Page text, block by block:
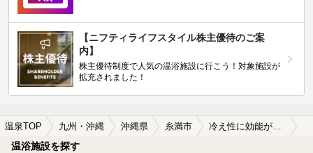
【ニフティライフスタイル株主優待のご案
内】
株主優待制度で人気の温浴施設に行こう！対象施設が
拡充されました！
温泉TOP 九州・沖縄 沖縄県 糸満市 冷え性に効能がある糸満市の温泉、日帰り温泉、スーパー銭湯おすすめ
温浴施設を探す